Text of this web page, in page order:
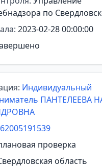
по
2023-02-28 00:00:00
Индивидуальный
ПАНТЕЛЕЕВА
проверка
область